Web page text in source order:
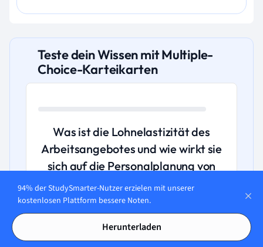
Teste dein Wissen mit Multiple-
Choice-Karteikarten
Was ist die Lohnelastizität des
Arbeitsangebotes und wie wirkt sie
sich auf die Personalplanung von
Unternehmen aus?
A. Die Lohnelastizität des Arbeitsangebotes
zeigt, wie stark das Arbeitsangebot auf
Veränderungen des Lohns reagiert.
94% der StudySmarter-Nutzer erzielen mit unserer
kostenlosen Plattform bessere Noten.
Herunterladen